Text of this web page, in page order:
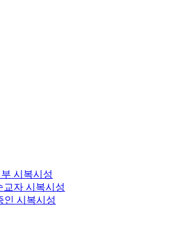
시복시성
교자 시복시성
인 시복시성